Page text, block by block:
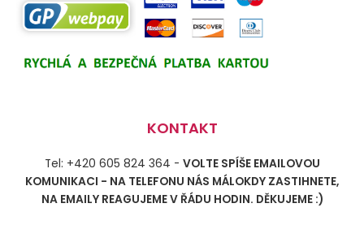
KONTAKT
Tel: +420 605 824 364 - VOLTE SPÍŠE EMAILOVOU
KOMUNIKACI - NA TELEFONU NÁS MÁLOKDY ZASTIHNETE,
NA EMAILY REAGUJEME V ŘÁDU HODIN. DĚKUJEME :)